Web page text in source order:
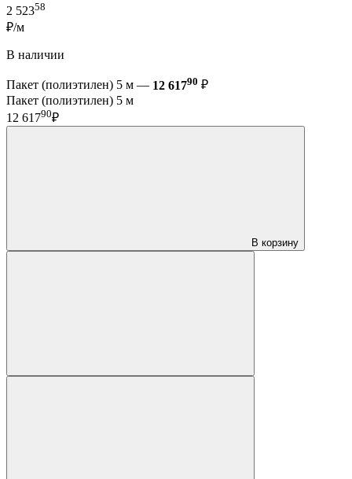
2 52358
₽/м
В наличии
Пакет (полиэтилен) 5 м — 12 61790 ₽
Пакет (полиэтилен) 5 м
12 61790₽
В корзину